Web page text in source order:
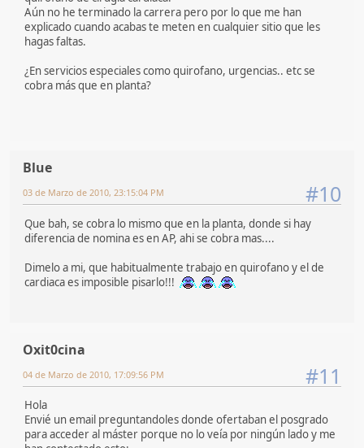
Aún no he terminado la carrera pero por lo que me han
explicado cuando acabas te meten en cualquier sitio que les
hagas faltas.
¿En servicios especiales como quirofano, urgencias.. etc se
cobra más que en planta?
Blue
#10
03 de Marzo de 2010, 23:15:04 PM
Que bah, se cobra lo mismo que en la planta, donde si hay
diferencia de nomina es en AP, ahi se cobra mas....
Dimelo a mi, que habitualmente trabajo en quirofano y el de
cardiaca es imposible pisarlo!!!
Oxit0cina
#11
04 de Marzo de 2010, 17:09:56 PM
Hola
Envié un email preguntandoles donde ofertaban el posgrado
para acceder al máster porque no lo veía por ningún lado y me